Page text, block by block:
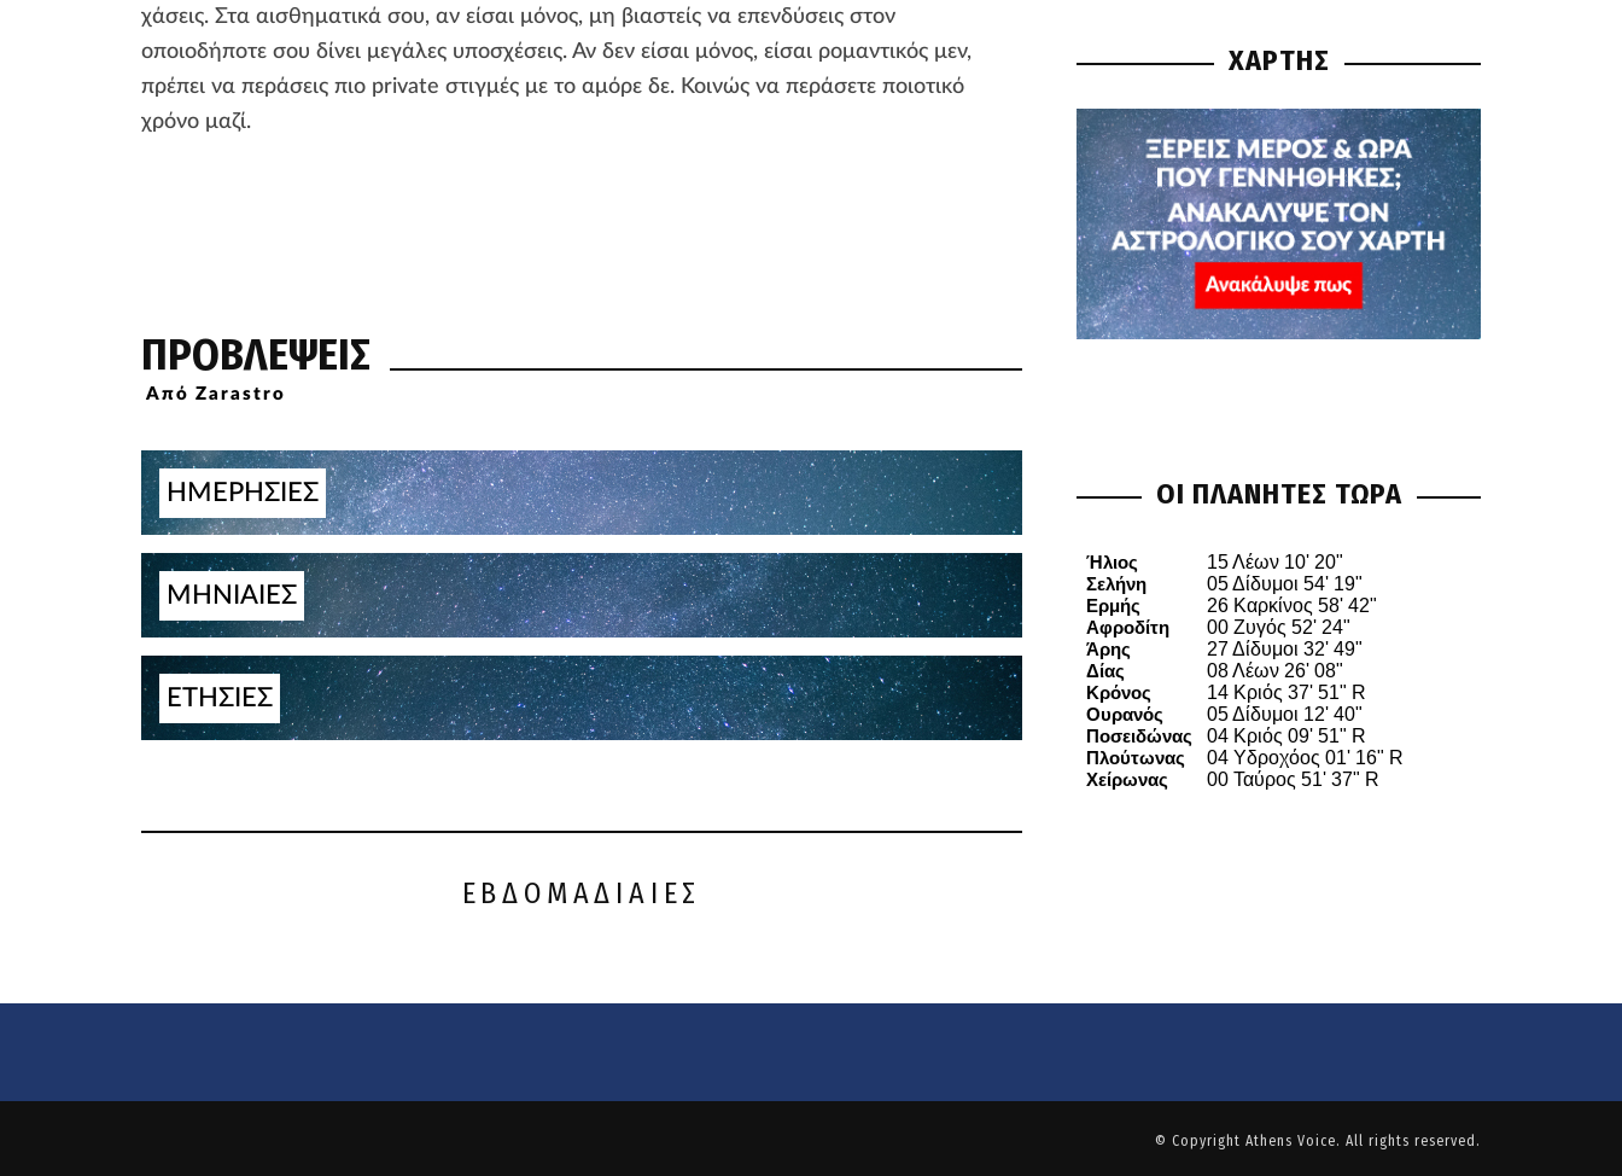
χάσεις. Στα αισθηματικά σου, αν είσαι μόνος, μη βιαστείς να επενδύσεις στον
οποιοδήποτε σου δίνει μεγάλες υποσχέσεις. Αν δεν είσαι μόνος, είσαι ρομαντικός μεν,
πρέπει να περάσεις πιο private στιγμές με το αμόρε δε. Κοινώς να περάσετε ποιοτικό
χρόνο μαζί.
ΠΡΟΒΛΕΨΕΙΣ
Από Zarastro
ΗΜΕΡΗΣΙΕΣ
ΜΗΝΙΑΙΕΣ
ΕΤΗΣΙΕΣ
ΕΒΔΟΜΑΔΙΑΙΕΣ
ΧΑΡΤΗΣ
ΟΙ ΠΛΑΝΗΤΕΣ ΤΩΡΑ
© Copyright Athens Voice. All rights reserved.